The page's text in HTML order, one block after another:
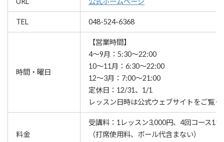
TEL 048-524-6368
時間・曜日
【営業時間】
4～9月：5:30～22:00
10～11月：6:30～22:00
12～3月：7:00～21:00
定休日：12/31、1/1
レッスン⽇時は公式ウェブサイトをご覧く
料金
受講料：1レッスン3,000円、4回コース
（打席使用料、ボール代含まない）